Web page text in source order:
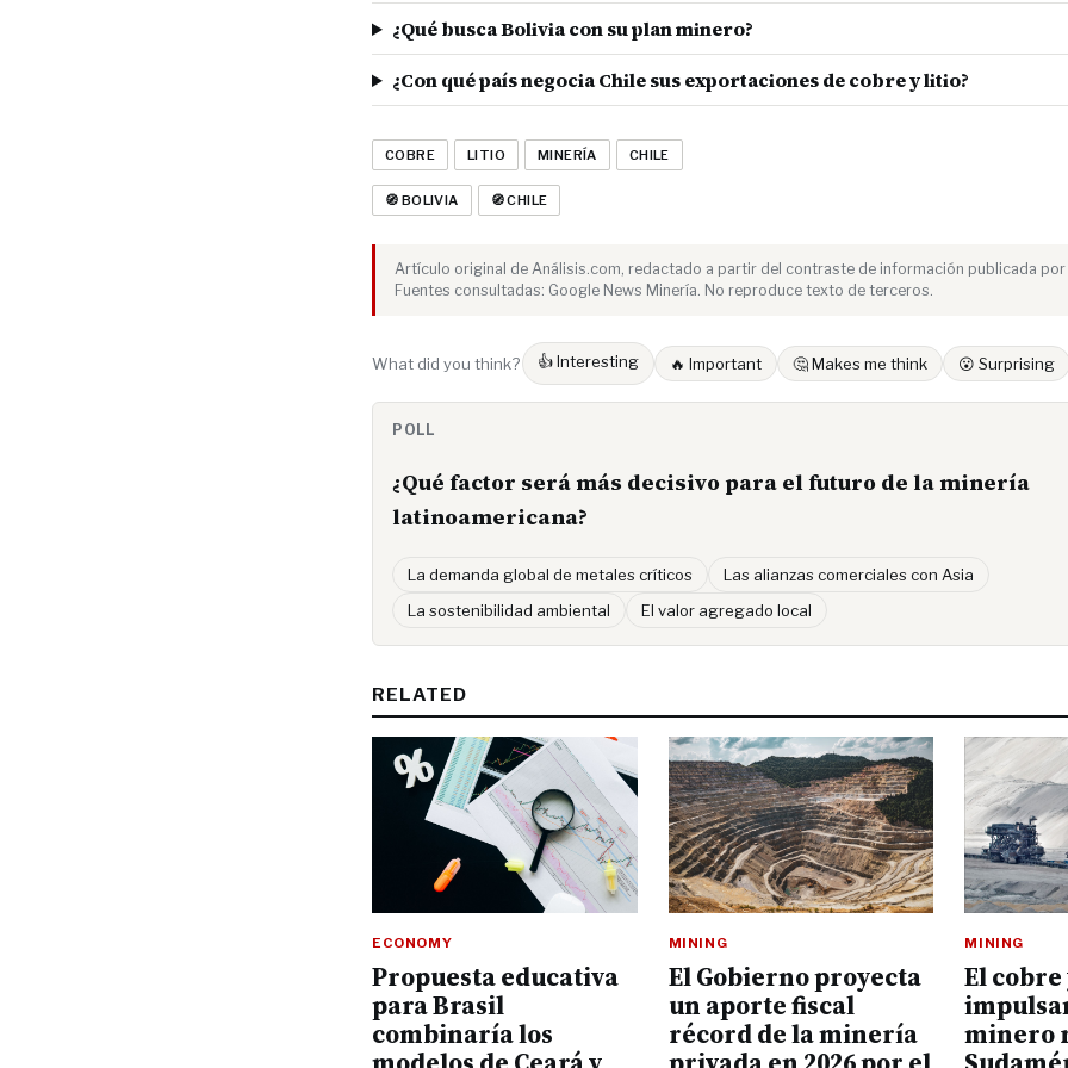
¿Qué busca Bolivia con su plan minero?
¿Con qué país negocia Chile sus exportaciones de cobre y litio?
COBRE LITIO MINERÍA CHILE
🧭 BOLIVIA 🧭 CHILE
Artículo original de Análisis.com, redactado a partir del contraste de información publicada
Fuentes consultadas: Google News Minería. No reproduce texto de terceros.
What did you think? 👍 Interesting 🔥 Important 🤔 Makes me think 😮 Surprising
POLL
¿Qué factor será más decisivo para el futuro de la minería
latinoamericana?
La demanda global de metales críticos
Las alianzas comerciales con Asia
La sostenibilidad ambiental
El valor agregado local
RELATED
ECONOMY
Propuesta educativa
para Brasil
combinaría los
MINING
El Gobierno proyecta
un aporte fiscal
récord de la minería
MINING
El
minero